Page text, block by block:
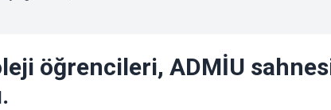
öğrencileri, ADMİU